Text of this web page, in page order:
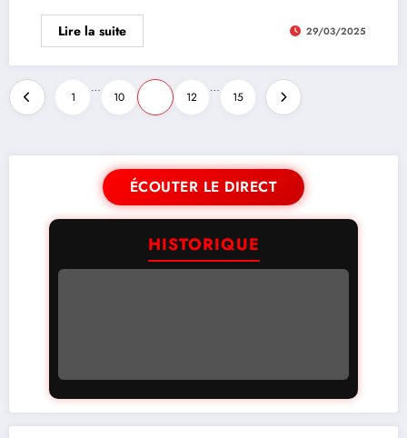
Lire la suite 29/03/2025
1
…
10 12
…
15
ÉCOUTER LE DIRECT
HISTORIQUE